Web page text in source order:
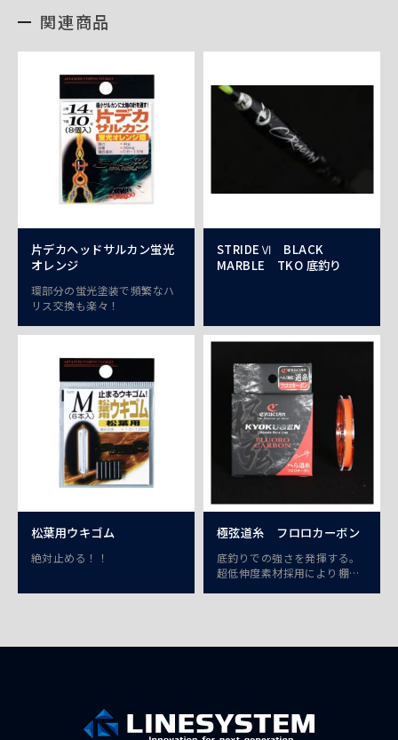
関連商品
片デカヘッドサルカン蛍光
オレンジ
環部分の蛍光塗装で頻繁なハ
リス交換も楽々！
STRIDEⅥ BLACK
MARBLE TKO 底釣り
松葉用ウキゴム
絶対止める！！
極弦道糸 フロロカーボン
底釣りでの強さを発揮する。
超低伸度素材採用により棚ボ